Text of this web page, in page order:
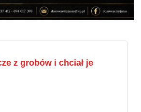
z grobów i chciał je